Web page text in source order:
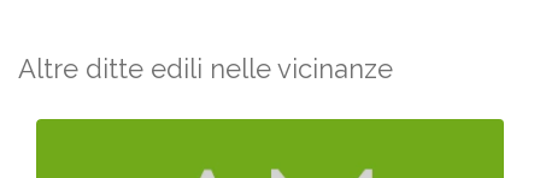
Altre ditte edili nelle vicinanze